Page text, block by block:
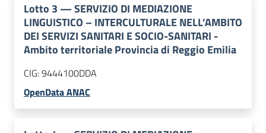
Lotto 3 —SERVIZIO DI MEDIAZIONE
LINGUISTICO – INTERCULTURALE NELL’AMBITO
DEI SERVIZI SANITARI E SOCIO-SANITARI -
Ambito territoriale Provincia di Reggio Emilia
CIG:9444100DDA
OpenData ANAC